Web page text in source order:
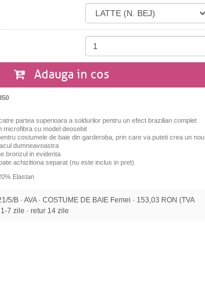
Adauga in cos
partea superioara a soldurilor pentru un efect brazilian complet
microfibra cu model deosebit
costumele de baie din garderoba, prin care va puteti crea un nou
dumneavoastra
bronzul in evidenta
achizitiona separat (nu este inclus in pret)
Elastan
5/B · AVA · COSTUME DE BAIE Femei · 153,03 RON (TVA
7 zile · retur 14 zile